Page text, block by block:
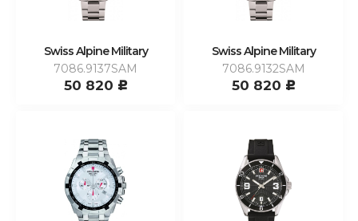
Swiss Alpine Military
7086.9137SAM
50 820 c
Swiss Alpine Military
7086.9132SAM
50 820 c